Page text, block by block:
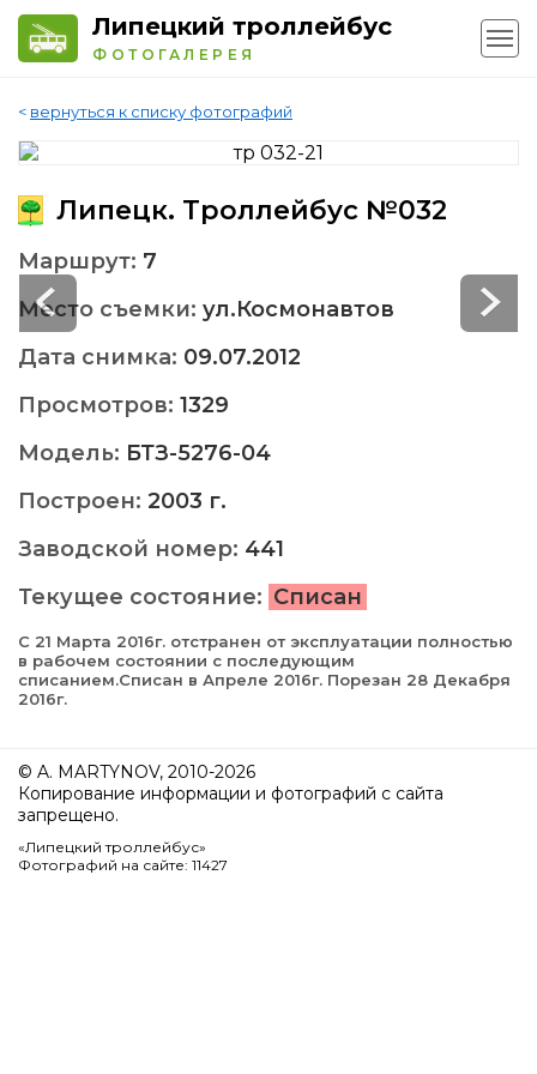
Липецкий троллейбус
ФОТОГАЛЕРЕЯ
< вернуться к списку фотографий
Липецк. Троллейбус №032
Маршрут: 7
Место съемки: ул.Космонавтов
Дата снимка: 09.07.2012
Просмотров: 1329
Модель: БТЗ-5276-04
Построен: 2003 г.
Заводской номер: 441
Текущее состояние: Списан
С 21 Марта 2016г. отстранен от эксплуатации полностью
в рабочем состоянии с последующим
списанием.Списан в Апреле 2016г. Порезан 28 Декабря
2016г.
© A. MARTYNOV, 2010-2026
Копирование информации и фотографий с сайта
запрещено.
«Липецкий троллейбус»
Фотографий на сайте: 11427